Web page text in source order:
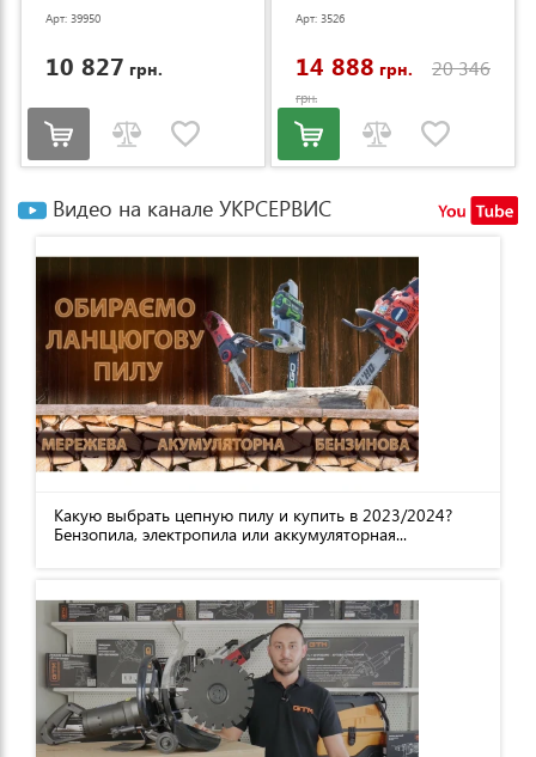
Арт: 39950
10 827 грн.
Арт: 3526
14 888 грн. 20 346
грн.
Видео на канале УКРСЕРВИС
Какую выбрать цепную пилу и купить в 2023/2024?
Бензопила, электропила или аккумуляторная...